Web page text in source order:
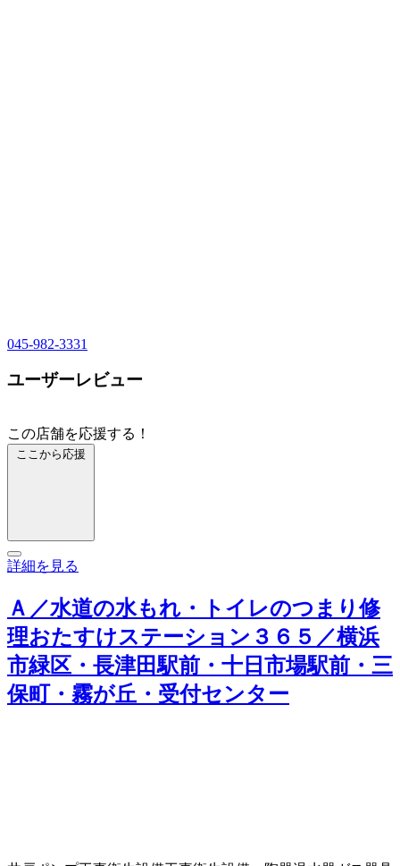
045-982-3331
ユーザーレビュー
この店舗を応援する！
ここから応援
詳細を見る
Ａ／水道の水もれ・トイレのつまり修
理おたすけステーション３６５／横浜
市緑区・長津田駅前・十日市場駅前・三
保町・霧が丘・受付センター